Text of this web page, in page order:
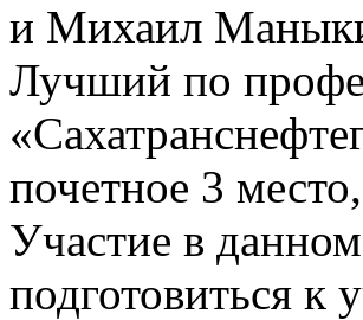
и Михаил
Лучший по
почетное 3
Участие в
подготовиться к